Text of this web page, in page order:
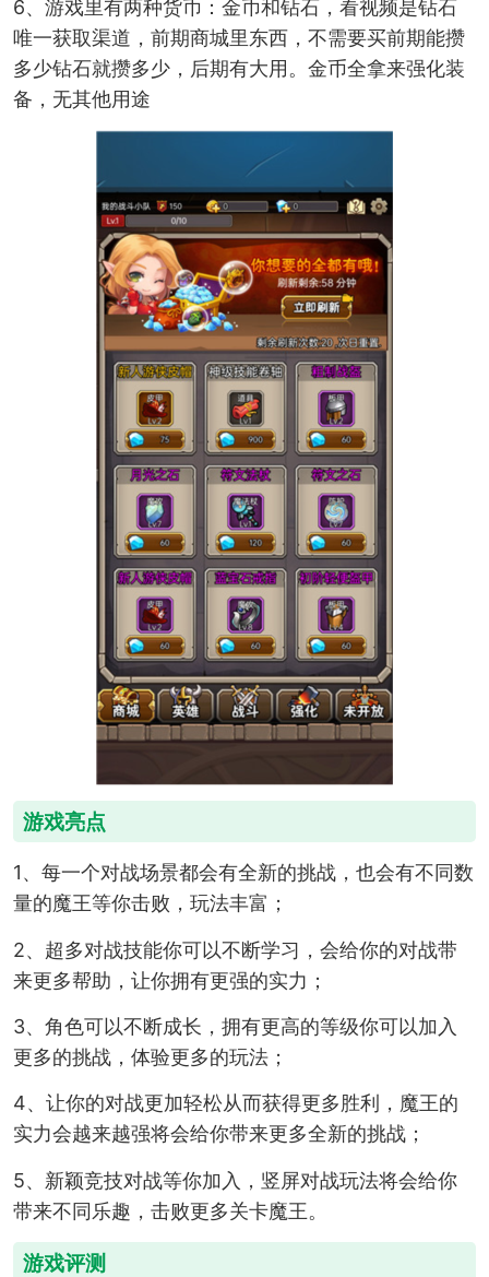
6、游戏里有两种货币：金币和钻石，看视频是钻石
唯一获取渠道，前期商城里东西，不需要买前期能攒
多少钻石就攒多少，后期有大用。金币全拿来强化装
备，无其他用途
游戏亮点
1、每一个对战场景都会有全新的挑战，也会有不同数
量的魔王等你击败，玩法丰富；
2、超多对战技能你可以不断学习，会给你的对战带
来更多帮助，让你拥有更强的实力；
3、角色可以不断成长，拥有更高的等级你可以加入
更多的挑战，体验更多的玩法；
4、让你的对战更加轻松从而获得更多胜利，魔王的
实力会越来越强将会给你带来更多全新的挑战；
5、新颖竞技对战等你加入，竖屏对战玩法将会给你
带来不同乐趣，击败更多关卡魔王。
游戏评测